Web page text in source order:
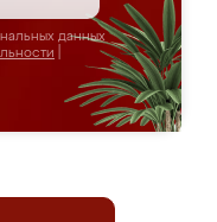
данных